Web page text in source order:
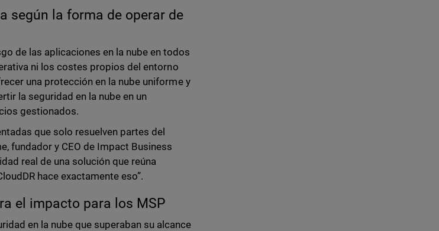
según la forma de operar de
de las aplicaciones en la nube en todos
ni los costes propios del entorno
una protección en la nube uniforme y
la seguridad en la nube en un
gestionados.
que solo resuelven partes del
fundador y CEO de Impact Business
real de una solución que reúna
hace exactamente eso”.
el impacto para los MSP
en la nube que superaban su alcance